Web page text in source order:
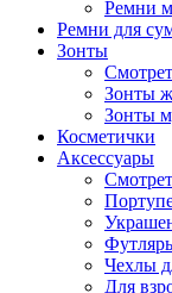
Ремни
Ремни для
Зонты
Зонты
Зонты
Косметички
Аксессуары
Чехлы
Для